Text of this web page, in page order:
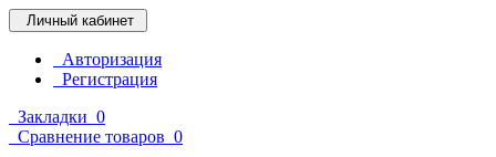
Личный кабинет
Авторизация
Регистрация
Закладки 0
Сравнение товаров 0